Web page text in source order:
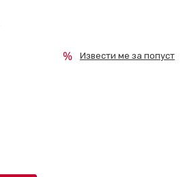
Извести ме за попуст